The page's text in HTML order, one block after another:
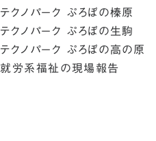
テクノパーク ぷろぼの榛原
テクノパーク ぷろぼの生駒
テクノパーク ぷろぼの高の原
就労系福祉の現場報告